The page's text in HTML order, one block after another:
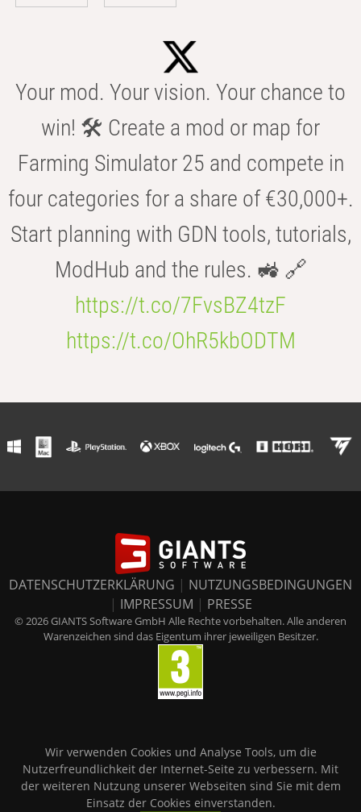
Your mod. Your vision. Your chance to
win! 🛠️ Create a mod or map for
Farming Simulator 25 and compete in
four categories for a share of €30,000+.
Start planning with GDN tools, tutorials,
ModHub and the rules. 🚜 🔗
https://t.co/7FvsBZ4tzF
https://t.co/OhR5kbODTM
DATENSCHUTZERKLÄRUNG | NUTZUNGSBEDINGUNGEN
| IMPRESSUM | PRESSE
© 2026 GIANTS Software GmbH Alle Rechte vorbehalten. Alle anderen
Warenzeichen sind das Eigentum ihrer jeweiligen Besitzer.
Wir verwenden Cookies und Analyse Tools, um die
Nutzerfreundlichkeit der Internet-Seite zu verbessern. Mit
der weiteren Nutzung unserer Webseiten sind Sie mit dem
Einsatz der Cookies einverstanden.